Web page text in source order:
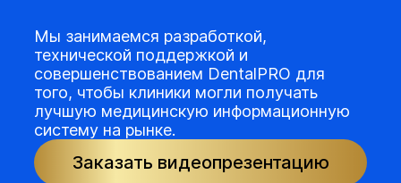
Мы занимаемся разработкой,
технической поддержкой и
совершенствованием DentalPRO для
того, чтобы клиники могли получать
лучшую медицинскую информационную
систему на рынке.
Заказать видеопрезентацию